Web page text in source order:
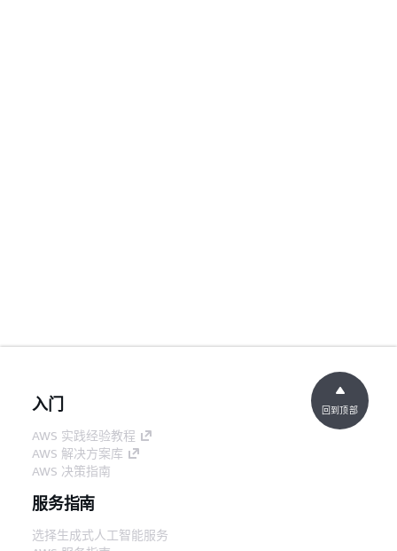
入门
AWS 实践经验教程
AWS 解决方案库
AWS 决策指南
服务指南
选择生成式人工智能服务
回到顶部